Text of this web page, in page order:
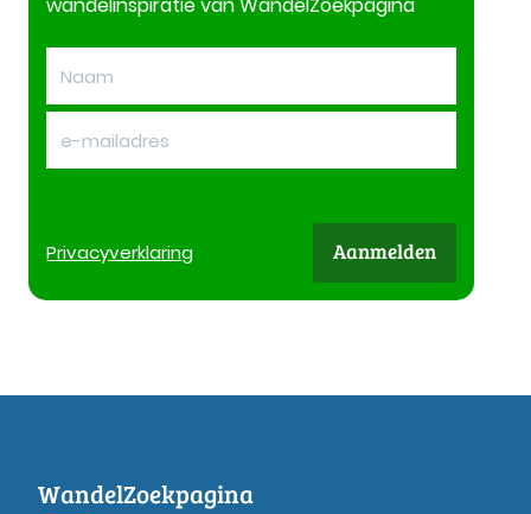
wandelinspiratie van WandelZoekpagina
Privacyverklaring Aanmelden
WandelZoekpagina